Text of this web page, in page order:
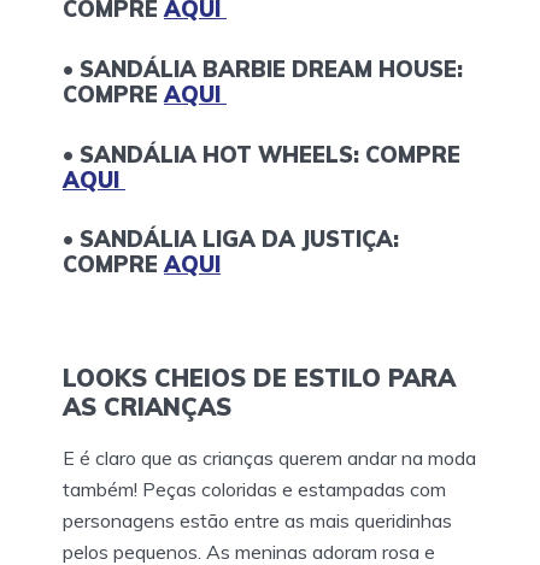
COMPREAQUI
• SANDÁLIA BARBIE DREAM HOUSE:
COMPREAQUI
• SANDÁLIA HOT WHEELS: COMPRE
AQUI
• SANDÁLIA LIGA DA JUSTIÇA:
COMPREAQUI
LOOKS CHEIOS DE ESTILO PARA
AS CRIANÇAS
E é claro que as crianças querem andar na moda
também! Peças coloridas e estampadas com
personagens estão entre as mais queridinhas
pelos pequenos. As meninas adoram rosa e